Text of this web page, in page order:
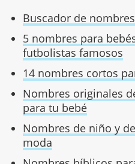
Buscador de
5 nombres para
futbolistas famosos
14 nombres cortos
Nombres originales
para tu bebé
Nombres de niño y
moda